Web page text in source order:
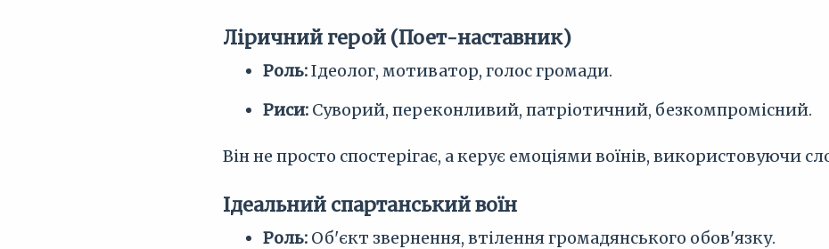
Ліричний герой (Поет-наставник)
Роль:Ідеолог, мотиватор, голос громади.
Риси: Суворий, переконливий, патріотичний, безкомпромісний.
Він не просто спостерігає, а керує емоціями воїнів, використовуючи
Ідеальний спартанський воїн
Роль: Об'єкт звернення, втілення громадянського обов'язку.